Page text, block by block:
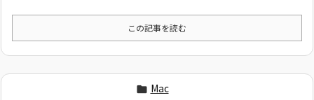
この記事を読む
 Mac